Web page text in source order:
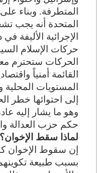
المتطرفة. وبناء
المتحدة أنه يجب
الإجرائية الأليفة
حركات الإسلام
الحركات ستحترم
القائمة أمنياً
المستويات المحلية
إلى احتوائها خطر
وهو ما يشار إليه
حكم حزب العدالة
لماذا سقط الإخوان؟
إن سقوط الإخوان
بسبب طبيعة